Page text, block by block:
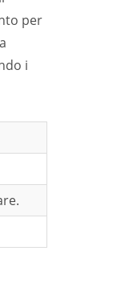
per
i